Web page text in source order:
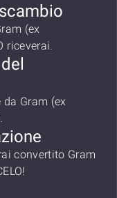
(ex
riceverai.
Gram (ex
convertito Gram